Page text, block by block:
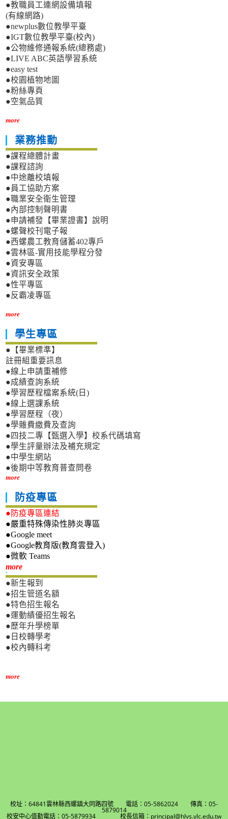
●教職員工連網設備填報
(有線網路)
●newplus數位教學平臺
●IGT數位教學平臺(校內)
●公物維修通報系統(總務處)
●LIVE ABC英語學習系統
●easy test
●校園植物地圖
●粉絲專頁
●空氣品質
more
業務推動
●課程總體計畫
●課程諮詢
●中途離校填報
●員工協助方案
●職業安全衛生管理
●內部控制聲明書
●申請補發【畢業證書】說明
●螺聲校刊電子報
●西螺農工教育儲蓄402專戶
●雲林區-實用技能學程分發
●資安專區
●資訊安全政策
●性平專區
●反霸凌專區
more
學生專區
●【畢業標準】
註冊組重要訊息
●線上申請重補修
●成績查詢系統
●學習歷程檔案系統(日)
●線上選課系統
●學習歷程（夜）
●學雜費繳費及查詢
●四技二專【甄選入學】校系代碼填寫
●學生評量辦法及補充規定
●中學生網站
●後期中等教育普查問卷
more
防疫專區
●防疫專區連結
●嚴重特殊傳染性肺炎專區
●Google meet
●Google教育版(教育雲登入)
●微軟 Teams
more新生專區
●新生報到
●招生管道名額
●特色招生報名
●運動績優招生報名
●歷年升學榜單
●日校轉學考
●校內轉科考
more
校址：64841雲林縣西螺鎮大同路四號 電話：05-5862024 傳真：05-
5879014
校安中心值勤電話：05-5879934 校長信箱：principal@hlvs.ylc.edu.tw